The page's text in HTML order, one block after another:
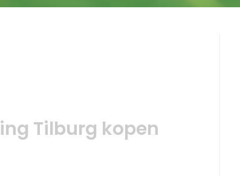
Tilburg kopen